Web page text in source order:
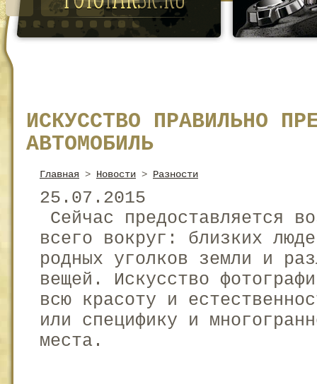
ИСКУССТВО ПРАВИЛЬНО
АВТОМОБИЛЬ
Главная > Новости > Разности
25.07.2015
Сейчас предоставляется
всего вокруг: близких
родных уголков земли и
вещей. Искусство
всю красоту и
или специфику и
места.